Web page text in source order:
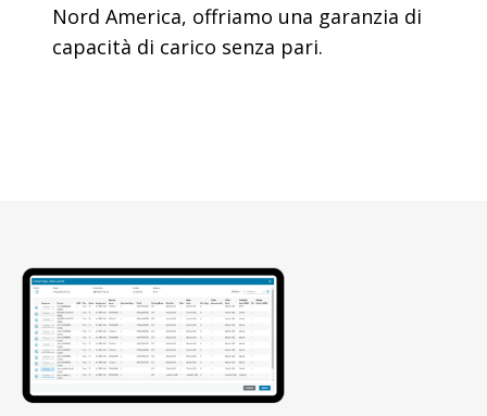
Nord America, offriamo una garanzia di
capacità di carico senza pari.